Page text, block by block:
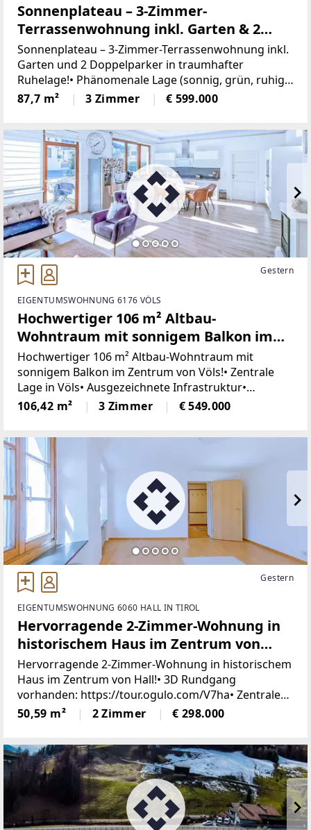
Sonnenplateau – 3-Zimmer-
Terrassenwohnung inkl. Garten & 2
Doppelparker in traumhafter Lage!
Sonnenplateau – 3-Zimmer-Terrassenwohnung inkl.
Garten und 2 Doppelparker in traumhafter
Ruhelage!• Phänomenale Lage (sonnig, grün, ruhig)•
Nähe zu Alpenresort Schwarz• Wohnfläche: ca. 87,7
m²• West-Terrasse: ca. 13,50 m²• Garten:
87,7 m² 3 Zimmer € 599.000
Gestern
EIGENTUMSWOHNUNG 6176 VÖLS
Hochwertiger 106 m² Altbau-
Wohntraum mit sonnigem Balkon im
Zentrum von Völs!
Hochwertiger 106 m² Altbau-Wohntraum mit
sonnigem Balkon im Zentrum von Völs!• Zentrale
Lage in Völs• Ausgezeichnete Infrastruktur•
Fernwärme• Exzellente Verkehrsanbindung• Vor ca.
11 Jahren saniert• Hochwertige Ausstattung•
106,42 m² 3 Zimmer € 549.000
Gestern
EIGENTUMSWOHNUNG 6060 HALL IN TIROL
Hervorragende 2-Zimmer-Wohnung in
historischem Haus im Zentrum von
Hall!
Hervorragende 2-Zimmer-Wohnung in historischem
Haus im Zentrum von Hall!• 3D Rundgang
vorhanden: https://tour.ogulo.com/V7ha• Zentrale
Lage!• Ausgezeichnete Infrastruktur!• Nahversorger
in unmittelbarer Umgebung!• Im Herzen von
50,59 m² 2 Zimmer € 298.000